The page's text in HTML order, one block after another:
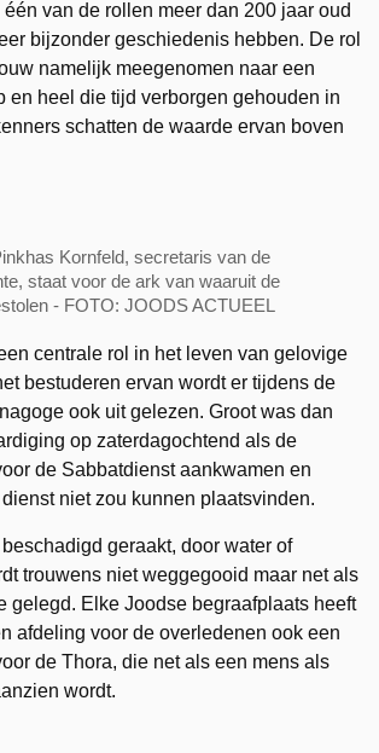
van de rollen meer dan 200 jaar oud
bijzonder geschiedenis hebben. De rol
namelijk meegenomen naar een
en heel die tijd verborgen gehouden in
schatten de waarde ervan boven
Kornfeld, secretaris van de
staat voor de ark van waaruit de
- FOTO: JOODS ACTUEEL
centrale rol in het leven van gelovige
bestuderen ervan wordt er tijdens de
ook uit gelezen. Groot was dan
op zaterdagochtend als de
de Sabbatdienst aankwamen en
niet zou kunnen plaatsvinden.
geraakt, door water of
trouwens niet weggegooid maar net als
gelegd. Elke Joodse begraafplaats heeft
afdeling voor de overledenen ook een
de Thora, die net als een mens als
wordt.